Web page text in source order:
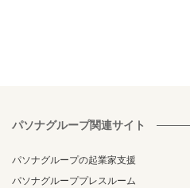
パソナグループ関連サイト
パソナグループの起業家支援
パソナグループプレスルーム